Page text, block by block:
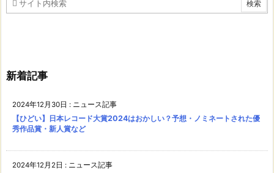
新着記事
2024年12月30日 : ニュース記事
【ひどい】日本レコード大賞2024はおかしい？予想・ノミネートされた優
秀作品賞・新人賞など
2024年12月2日 : ニュース記事